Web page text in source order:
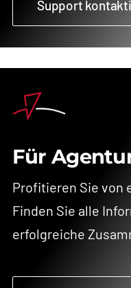
Support
Für
Profitieren Sie von
Finden Sie alle
erfolgreiche